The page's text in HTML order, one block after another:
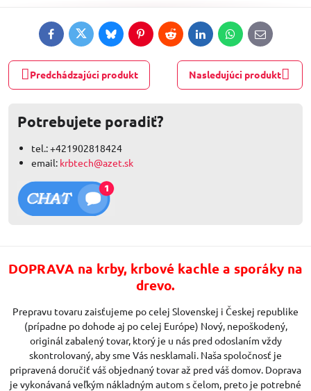
FacebookTwitterBlueskyPinterestRedditLinkedInWhatsApp
E-
mail
Predchádzajúci produkt Nasledujúci produkt
Potrebujete poradiť?
tel.: +421902818424
email: krbtech@azet.sk
DOPRAVA na krby, krbové kachle a sporáky na
drevo.
Prepravu tovaru zaisťujeme po celej Slovenskej i Českej republike
(prípadne po dohode aj po celej Európe) Nový, nepoškodený,
originál zabalený tovar, ktorý je u nás pred odoslaním vždy
skontrolovaný, aby sme Vás nesklamali. Naša spoločnosť je
pripravená doručiť váš objednaný tovar až pred váš domov. Doprava
je vykonávaná veľkým nákladným autom s čelom, preto je potrebné